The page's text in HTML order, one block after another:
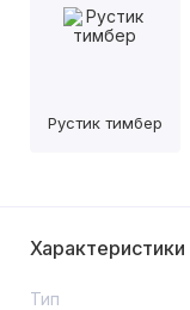
Рустик тимбер
Характеристики
Тип